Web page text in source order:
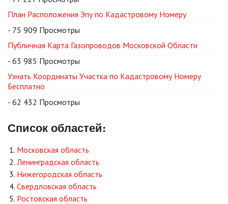
План Расположения Эпу по Кадастровому Номеру
- 75 909 Просмотры
Публичная Карта Газопроводов Московской Области
- 63 985 Просмотры
Узнать Координаты Участка по Кадастровому Номеру
Бесплатно
- 62 432 Просмотры
Список областей:
Московская область
Ленинградская область
Нижегородская область
Свердловская область
Ростовская область